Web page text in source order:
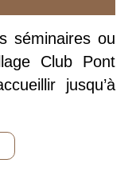
séminaires ou
Club Pont
jusqu’à